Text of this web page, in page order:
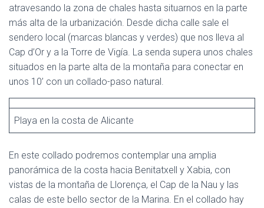
atravesando la zona de chales hasta situarnos en la parte
más alta de la urbanización. Desde dicha calle sale el
sendero local (marcas blancas y verdes) que nos lleva al
Cap d’Or y a la Torre de Vigía. La senda supera unos chales
situados en la parte alta de la montaña para conectar en
unos 10’ con un collado-paso natural.
Playa en la costa de Alicante
En este collado podremos contemplar una amplia
panorámica de la costa hacia Benitatxell y Xabia, con
vistas de la montaña de Llorença, el Cap de la Nau y las
calas de este bello sector de la Marina. En el collado hay